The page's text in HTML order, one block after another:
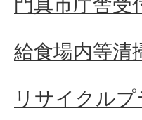
門真市庁舎受
給食場内等清
リサイクル